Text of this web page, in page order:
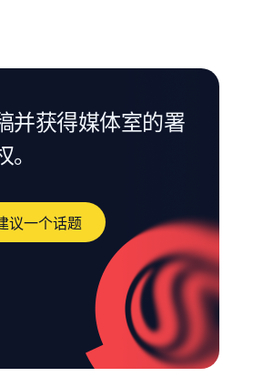
并获得媒体室的署
。
议一个话题